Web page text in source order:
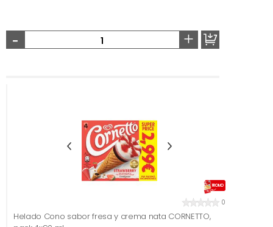
- +
PROMO
0
Helado Cono sabor fresa y crema nata CORNETTO,